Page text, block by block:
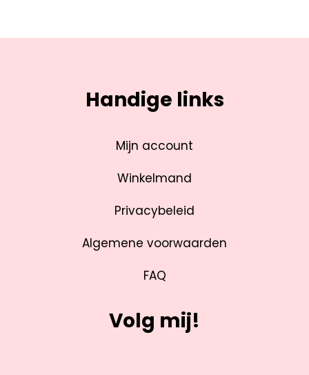
Handige links
Mijn account
Winkelmand
Privacybeleid
Algemene voorwaarden
FAQ
Volg mij!